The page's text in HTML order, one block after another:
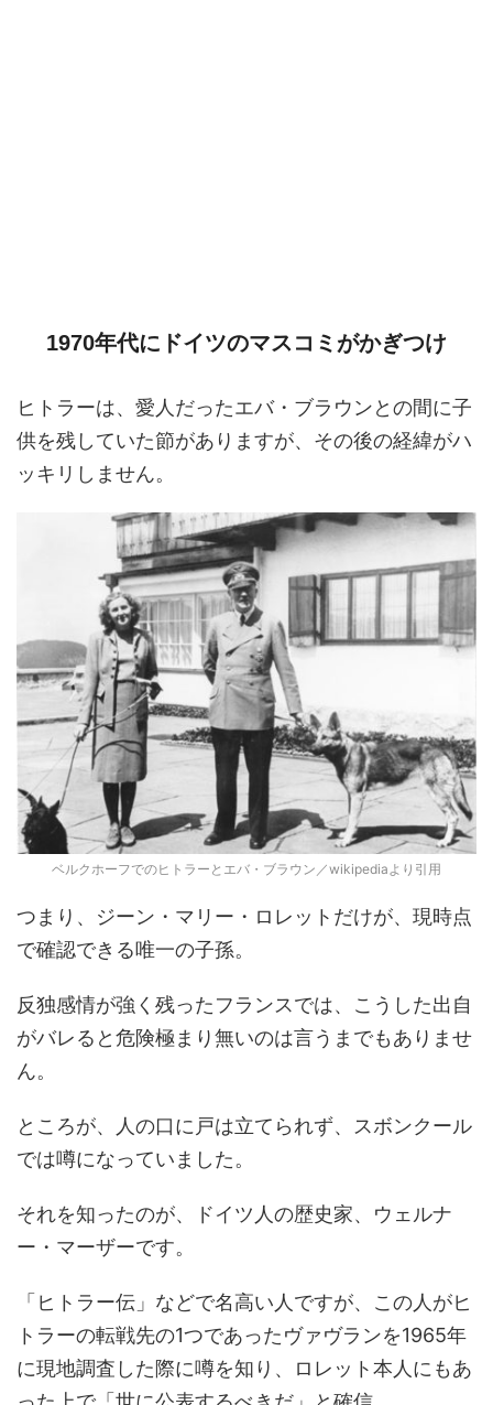
1970年代にドイツのマスコミがかぎつけ
ヒトラーは、愛人だったエバ・ブラウンとの間に子
供を残していた節がありますが、その後の経緯がハ
ッキリしません。
ベルクホーフでのヒトラーとエバ・ブラウン／wikipediaより引用
つまり、ジーン・マリー・ロレットだけが、現時点
で確認できる唯一の子孫。
反独感情が強く残ったフランスでは、こうした出自
がバレると危険極まり無いのは言うまでもありませ
ん。
ところが、人の口に戸は立てられず、スボンクール
では噂になっていました。
それを知ったのが、ドイツ人の歴史家、ウェルナ
ー・マーザーです。
「ヒトラー伝」などで名高い人ですが、この人がヒ
トラーの転戦先の1つであったヴァヴランを1965年
に現地調査した際に噂を知り、ロレット本人にもあ